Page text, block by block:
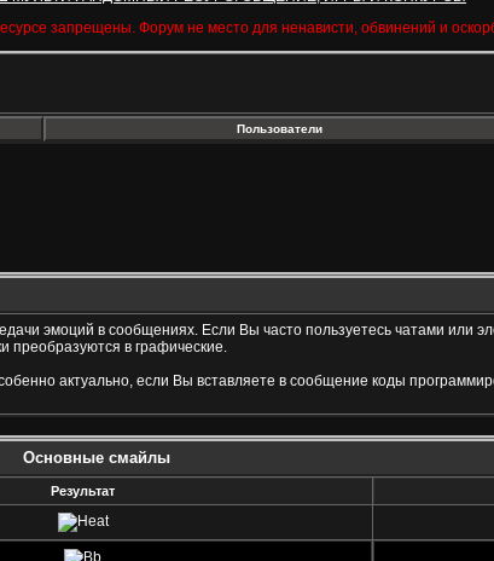
запрещены. Форум не место для ненависти, обвинений и
Пользователи
эмоций в сообщениях. Если Вы часто пользуетесь чатами или
преобразуются в графические.
актуально, если Вы вставляете в сообщение коды
Основные смайлы
Результат